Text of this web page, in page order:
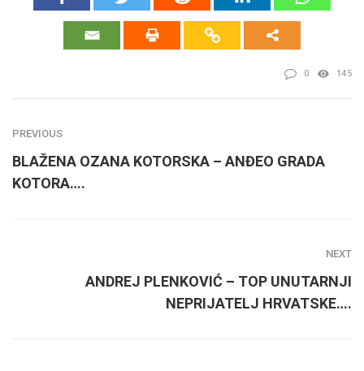
0 145
PREVIOUS
BLAŽENA OZANA KOTORSKA – ANĐEO GRADA
KOTORA….
NEXT
ANDREJ PLENKOVIĆ – TOP UNUTARNJI
NEPRIJATELJ HRVATSKE….